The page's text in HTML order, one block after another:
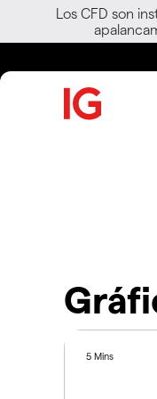
Los CFD son
5 Mins